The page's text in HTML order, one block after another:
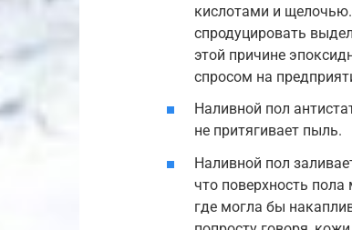
кислотами и
спродуцировать
этой причине
спросом на
Наливной пол
не притягивает пыль.
Наливной пол
что поверхность
где могла бы